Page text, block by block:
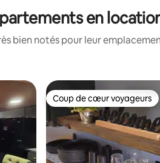
en
bien notés pour leur
Coup de cœur voyageurs
Coup de cœur voyageurs